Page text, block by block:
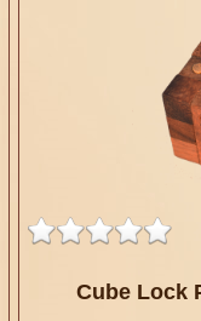
Cube Lock